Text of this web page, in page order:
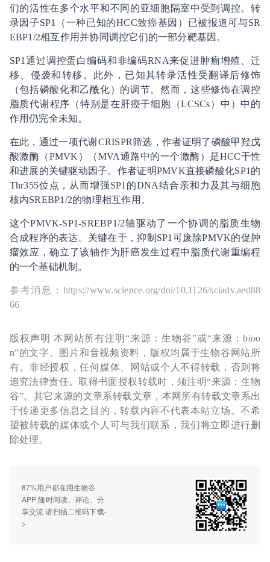
们的活性在多个水平和不同的亚细胞隔室中受到调控。转
录因子SP1（一种已知的HCC致癌基因）已被报道可与SR
EBP1/2相互作用并协同调控它们的一部分靶基因。
SP1通过调控蛋白编码和非编码RNA来促进肿瘤增殖、迁
移、侵袭和转移。此外，已知其转录活性受翻译后修饰
（包括磷酸化和乙酰化）的调节。然而，这些修饰在调控
脂质代谢程序（特别是在肝癌干细胞（LCSCs）中）中的
作用仍完全未知。
在此，通过一项代谢CRISPR筛选，作者证明了磷酸甲羟戊
酸激酶（PMVK）（MVA通路中的一个激酶）是HCC干性
和进展的关键驱动因子。作者证明PMVK直接磷酸化SP1的
Thr355位点，从而增强SP1的DNA结合亲和力及其与细胞
核内SREBP1/2的物理相互作用。
这个PMVK-SP1-SREBP1/2轴驱动了一个协调的脂质生物
合成程序的表达。关键在于，抑制SP1可废除PMVK的促肿
瘤效应，确立了该轴作为肝癌发生过程中脂质代谢重编程
的一个基础机制。
参考消息：https://www.science.org/doi/10.1126/sciadv.aed88
66
版权声明 本网站所有注明“来源：生物谷”或“来源：bioo
n”的文字、图片和音视频资料，版权均属于生物谷网站所
有。非经授权，任何媒体、网站或个人不得转载，否则将
追究法律责任。取得书面授权转载时，须注明“来源：生物
谷”。其它来源的文章系转载文章，本网所有转载文章系出
于传递更多信息之目的，转载内容不代表本站立场。不希
望被转载的媒体或个人可与我们联系，我们将立即进行删
除处理。
87%用户都在用生物谷
APP 随时阅读、评论、分
享交流 请扫描二维码下载-
>